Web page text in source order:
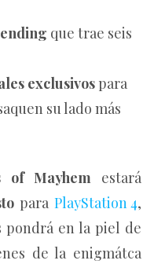
que trae seis
exclusivospara
su lado más
of Mayhem estará
para PlayStation 4,
pondrá en la piel de
de la enigmátca